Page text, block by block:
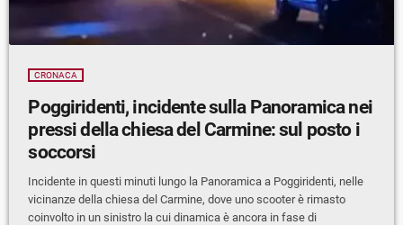
CRONACA
Poggiridenti, incidente sulla Panoramica nei
pressi della chiesa del Carmine: sul posto i
soccorsi
Incidente in questi minuti lungo la Panoramica a Poggiridenti, nelle
vicinanze della chiesa del Carmine, dove uno scooter è rimasto
coinvolto in un sinistro la cui dinamica è ancora in fase di